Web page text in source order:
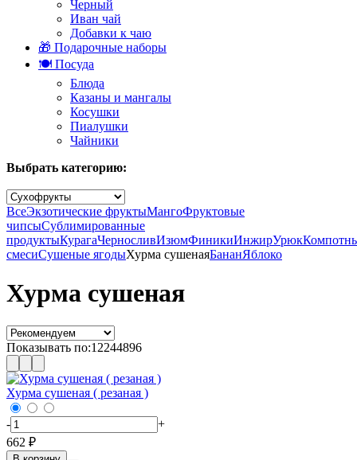
Черный
Иван чай
Добавки к чаю
🎁 Подарочные наборы
🍽️ Посуда
Блюда
Казаны и мангалы
Косушки
Пиалушки
Чайники
Выбрать категорию:
ВсеЭкзотические фруктыМангоФруктовые
чипсыСублимированные
продуктыКурагаЧерносливИзюмФиникиИнжирУрюк
смесиСушеные ягодыХурма сушенаяБананЯблоко
Хурма сушеная
Показывать по:12244896
Хурма сушеная ( резаная )
-
+
662 ₽